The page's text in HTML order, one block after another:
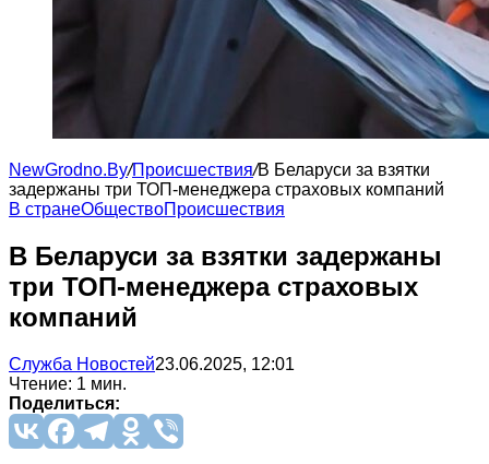
NewGrodno.By/Происшествия/В Беларуси за взятки
задержаны три ТОП-менеджера страховых компаний
В странеОбществоПроисшествия
В Беларуси за взятки задержаны
три ТОП-менеджера страховых
компаний
Служба Новостей23.06.2025, 12:01
Чтение: 1 мин.
Поделиться: